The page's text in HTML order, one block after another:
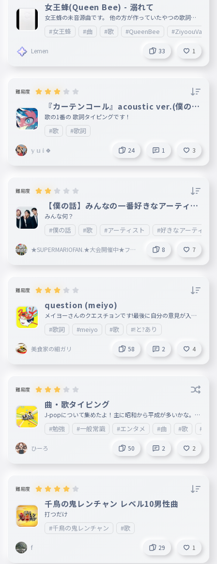
女王蜂(Queen Bee) - 溺れて
女王蜂の未音源曲です。 他の方が作っていたやつの歌詞が
正しくなかったので作りました。 白兵戦持っているので、
正しいと思います。
#女王蜂 #曲 #歌 #QueenBee #ZiyoouVachi
Lemen 33 1
難易度
『カーテンコール』acoustic ver.(僕のヒ
ーローアカデミアOPテーマ）
歌の1番の 歌詞タイピングです！
#歌 #歌詞
𝕪 𝕦 𝕚 🍀 24 1 3
難易度
【僕の話】みんなの一番好きなアーティス
トとか、アイドルとか、バンドとか何？
みんな何？
#僕の話 #歌 #アーティスト #好きなアーティスト
★SUPERMARIOFAN.★大会開催中★フォ
8 7
難易度
question (meiyo)
メイヨーさんのクエスチョンです!最後に自分の意見が入っ
てますが、それ以外何も問題ないと思います!では皆さん一
位を目指してね〜。
#歌詞 #meiyo #歌 #!と?あり
美食家の細ガリ 58 2 4
難易度
曲・歌タイピング
J-popについて集めたよ！主に昭和から平成が多いかな。令
和もあるよ。
#勉強 #一般常識 #エンタメ #曲 #歌 #歌詞
ひーろ 50 2 2
難易度
千鳥の鬼レンチャン レベル10男性曲
打つだけ
#千鳥の鬼レンチャン #歌
f 29 1